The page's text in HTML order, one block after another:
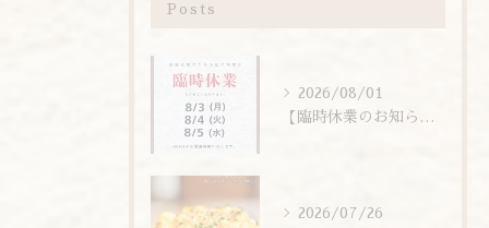
Posts
2026/08/01
【臨時休業のお知らせ】
2026/07/26